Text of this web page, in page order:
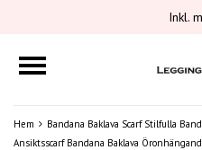
Inkl.
Hem
Bandana Baklava Scarf Stilfulla
Ansiktsscarf Bandana Baklava